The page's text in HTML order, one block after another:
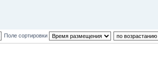
Поле сортировки